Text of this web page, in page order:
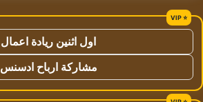
اول اثنين ريادة اعمال
مشاركة ارباح ادسنس